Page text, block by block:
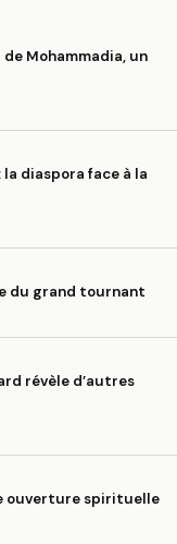
Mohammadia, un
la diaspora face à la
du grand tournant
révèle d’autres
ouverture spirituelle